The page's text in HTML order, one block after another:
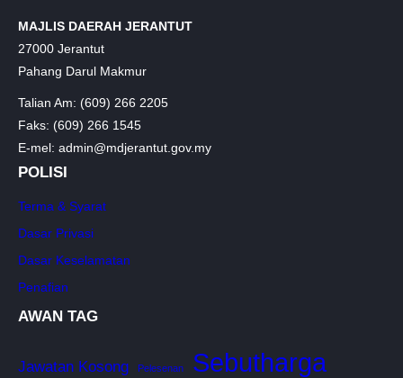
MAJLIS DAERAH JERANTUT
27000 Jerantut
Pahang Darul Makmur
Talian Am: (609) 266 2205
Faks: (609) 266 1545
E-mel: admin@mdjerantut.gov.my
POLISI
Terma & Syarat
Dasar Privasi
Dasar Keselamatan
Penafian
AWAN TAG
Jawatan Kosong Pelesenan Sebutharga